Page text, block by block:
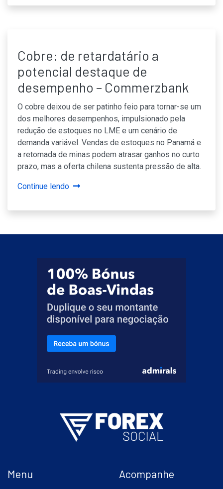
Cobre: de retardatário a
potencial destaque de
desempenho – Commerzbank
O cobre deixou de ser patinho feio para tornar-se um
dos melhores desempenhos, impulsionado pela
redução de estoques no LME e um cenário de
demanda variável. Vendas de estoques no Panamá e
a retomada de minas podem atrasar ganhos no curto
prazo, mas a oferta chilena sustenta pressão de alta.
Continue lendo
Menu Acompanhe